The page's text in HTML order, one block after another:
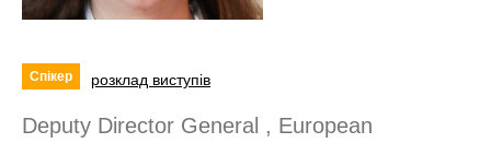
Спікер розклад виступів
Deputy Director General , European